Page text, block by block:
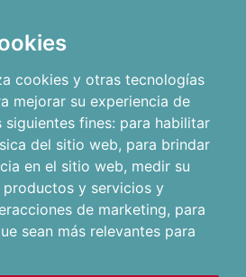
cookies y otras tecnologías
mejorar su experiencia de
fines: para habilitar
del sitio web, para brindar
en el sitio web, medir su
productos y servicios y
de marketing, para
sean más relevantes para